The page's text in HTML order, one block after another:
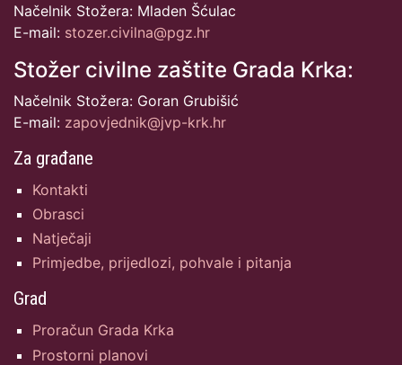
Načelnik Stožera: Mladen Šćulac
E-mail: stozer.civilna@pgz.hr
Stožer civilne zaštite Grada Krka:
Načelnik Stožera: Goran Grubišić
E-mail: zapovjednik@jvp-krk.hr
Za građane
Kontakti
Obrasci
Natječaji
Primjedbe, prijedlozi, pohvale i pitanja
Grad
Proračun Grada Krka
Prostorni planovi